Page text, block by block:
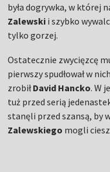
była dogrywka, w której
Zalewski i szybko
tylko gorzej.
Ostatecznie zwycięzcę
pierwszy spudłował w nich
zrobiłDavid Hancko. W
tuż przed serią
stanęli przed szansą, by
Zalewskiego mogli